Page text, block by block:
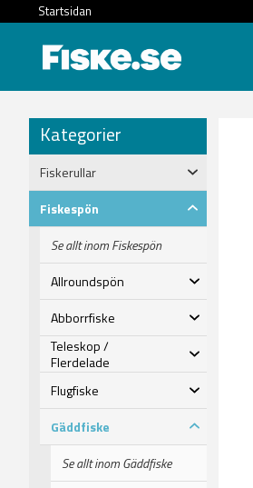
Startsidan
Kategorier
Fiskerullar
Fiskespön
Se allt inom Fiskespön
Allroundspön
Abborrfiske
Teleskop /
Flerdelade
Flugfiske
Gäddfiske
Se allt inom Gäddfiske